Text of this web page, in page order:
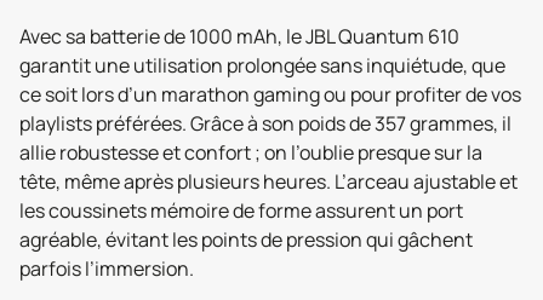
Avec sa batterie de 1000 mAh, le JBL Quantum 610
garantit une utilisation prolongée sans inquiétude, que
ce soit lors d’un marathon gaming ou pour profiter de vos
playlists préférées. Grâce à son poids de 357 grammes, il
allie robustesse et confort ; on l’oublie presque sur la
tête, même après plusieurs heures. L’arceau ajustable et
les coussinets mémoire de forme assurent un port
agréable, évitant les points de pression qui gâchent
parfois l’immersion.